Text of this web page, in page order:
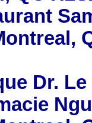
Dr. Le